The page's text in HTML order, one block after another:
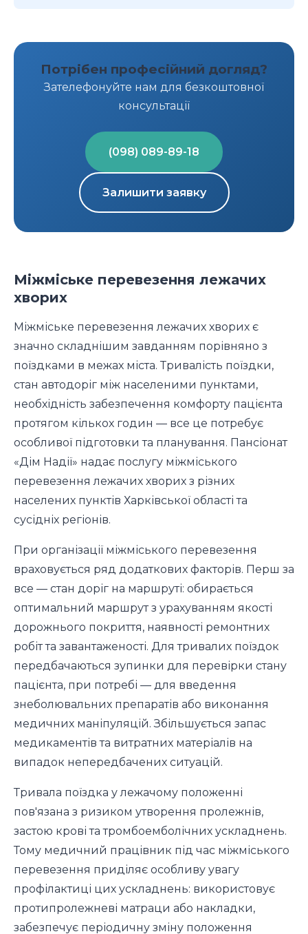
Потрібен професійний догляд?
Зателефонуйте нам для безкоштовної
консультації
(098) 089-89-18
Залишити заявку
Міжміське перевезення лежачих
хворих
Міжміське перевезення лежачих хворих є
значно складнішим завданням порівняно з
поїздками в межах міста. Тривалість поїздки,
стан автодоріг між населеними пунктами,
необхідність забезпечення комфорту пацієнта
протягом кількох годин — все це потребує
особливої підготовки та планування. Пансіонат
«Дім Надії» надає послугу міжміського
перевезення лежачих хворих з різних
населених пунктів Харківської області та
сусідніх регіонів.
При організації міжміського перевезення
враховується ряд додаткових факторів. Перш за
все — стан доріг на маршруті: обирається
оптимальний маршрут з урахуванням якості
дорожнього покриття, наявності ремонтних
робіт та завантаженості. Для тривалих поїздок
передбачаються зупинки для перевірки стану
пацієнта, при потребі — для введення
знеболювальних препаратів або виконання
медичних маніпуляцій. Збільшується запас
медикаментів та витратних матеріалів на
випадок непередбачених ситуацій.
Тривала поїздка у лежачому положенні
пов'язана з ризиком утворення пролежнів,
застою крові та тромбоемболічних ускладнень.
Тому медичний працівник під час міжміського
перевезення приділяє особливу увагу
профілактиці цих ускладнень: використовує
протипролежневі матраци або накладки,
забезпечує періодичну зміну положення